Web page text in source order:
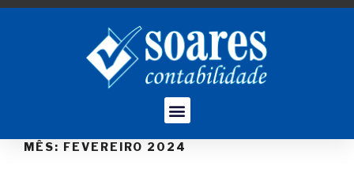
MÊS: FEVEREIRO 2024